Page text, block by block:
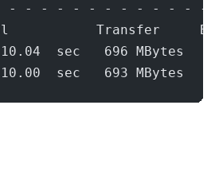
- - - - - - - - - - - - -
Transfer
sec   696 MBytes
sec   693 MBytes